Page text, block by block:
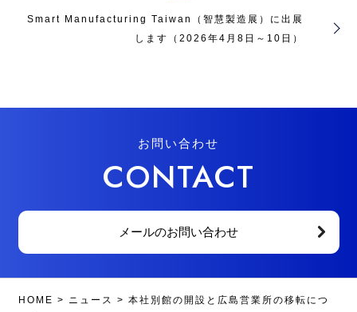
Smart Manufacturing Taiwan（智慧製造展）に出展
します（2026年4月8日～10日）
お問い合わせ
CONTACT
メールのお問い合わせ
HOME > ニュース > 本社別館の開設と広島営業所の移転につ